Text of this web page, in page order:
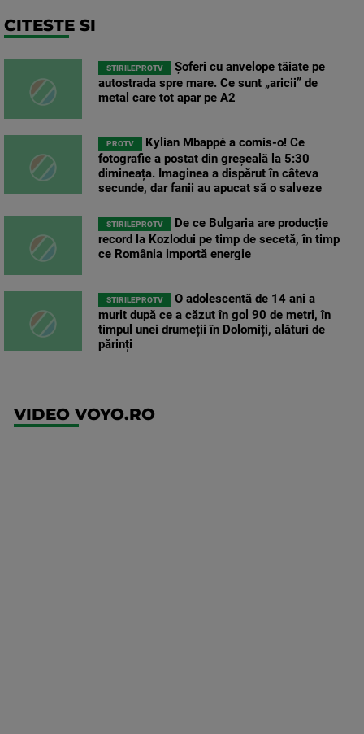
CITESTE SI
STIRILEPROTV
Șoferi cu anvelope tăiate pe
autostrada spre mare. Ce sunt „aricii” de
metal care tot apar pe A2
PROTV
Kylian Mbappé a comis-o! Ce
fotografie a postat din greșeală la 5:30
dimineața. Imaginea a dispărut în câteva
secunde, dar fanii au apucat să o salveze
STIRILEPROTV
De ce Bulgaria are producție
record la Kozlodui pe timp de secetă, în timp
ce România importă energie
STIRILEPROTV
O adolescentă de 14 ani a
murit după ce a căzut în gol 90 de metri, în
timpul unei drumeții în Dolomiți, alături de
părinți
VIDEO VOYO.RO